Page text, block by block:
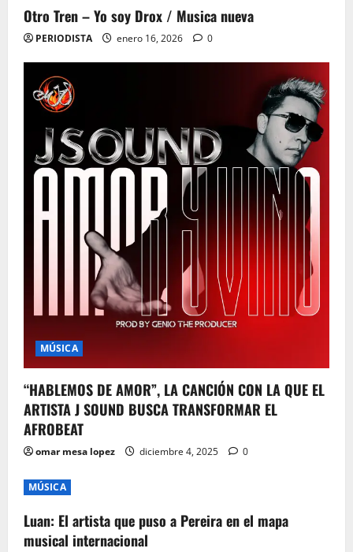
Otro Tren – Yo soy Drox / Musica nueva
PERIODISTA enero 16, 2026 0
MÚSICA
“HABLEMOS DE AMOR”, LA CANCIÓN CON LA QUE EL
ARTISTA J SOUND BUSCA TRANSFORMAR EL
AFROBEAT
omar mesa lopez diciembre 4, 2025 0
MÚSICA
Luan: El artista que puso a Pereira en el mapa
musical internacional